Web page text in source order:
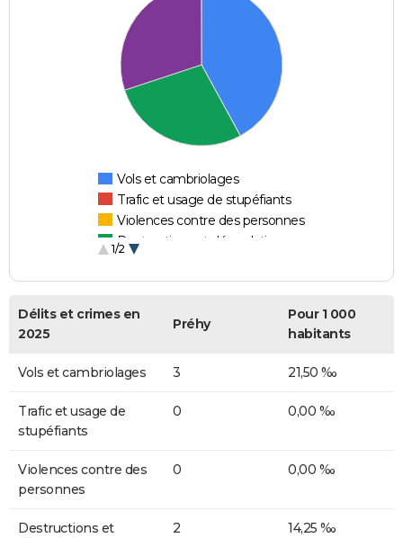
Vols et cambriolages
Trafic et usage de stupéfiants
Violences contre des personnes
Destructions et dégradations
1/2
Délits et crimes en
2025
Préhy
Pour 1 000
habitants
Vols et cambriolages 3 21,50 ‰
Trafic et usage de
stupéfiants
0 0,00 ‰
Violences contre des
personnes
0 0,00 ‰
Destructions et
2 14,25 ‰